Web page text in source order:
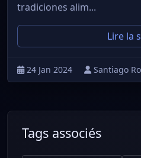
tradiciones alim...
Lire la
24 Jan 2024 Santiago
Tags associés